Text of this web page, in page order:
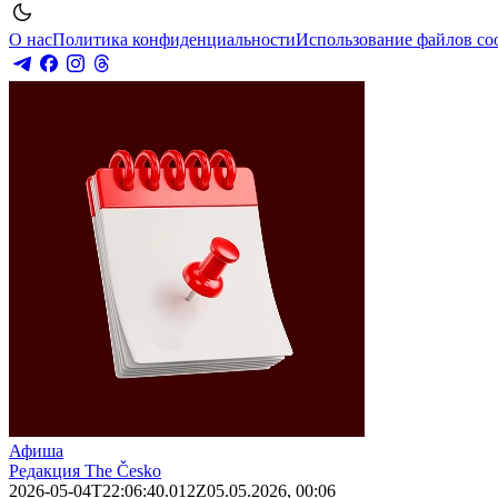
О насПолитика конфиденциальностиИспользование файлов
Афиша
Редакция The Česko
2026-05-04T22:06:40.012Z05.05.2026, 00:06